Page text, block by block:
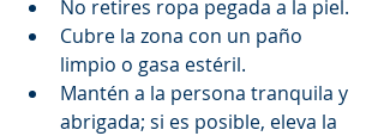
No retires ropa pegada a la piel.
Cubre la zona con un paño
limpio o gasa estéril.
Mantén a la persona tranquila y
abrigada; si es posible, eleva la